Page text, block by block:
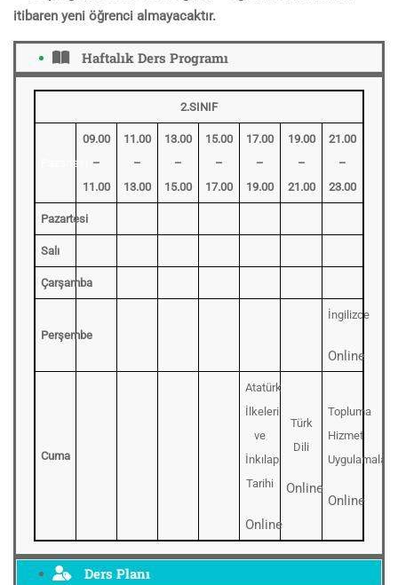
itibaren yeni öğrenci almayacaktır.
Haftalık Ders Programı
2.SINIF
Pazartesi
09.00
–
11.00
11.00
–
13.00
13.00
–
15.00
15.00
–
17.00
17.00
–
19.00
19.00
–
21.00
21.00
–
23.00
Pazartesi
Salı
Çarşamba
Perşembe
İngilizce
Online
Cuma
Atatürk
İlkeleri
ve
İnkılap
Tarihi
Online
Türk
Dili
Online
Topluma
Hizmet
Uygulamaları
Online
Ders Planı